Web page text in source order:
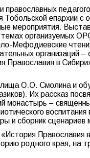
епархии с
мероприятия.
организуемых
Мефодиевские
организаций
в
О.О. Смолина и
Их рассказ
монастырь –
и сборник сценариев
«История
родного края, на